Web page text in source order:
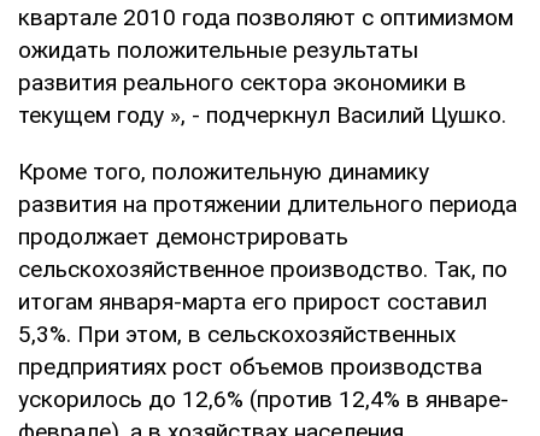
квартале 2010 года позволяют с оптимизмом
ожидать положительные результаты
развития реального сектора экономики в
текущем году », - подчеркнул Василий Цушко.
Кроме того, положительную динамику
развития на протяжении длительного периода
продолжает демонстрировать
сельскохозяйственное производство. Так, по
итогам января-марта его прирост составил
5,3%. При этом, в сельскохозяйственных
предприятиях рост объемов производства
ускорилось до 12,6% (против 12,4% в январе-